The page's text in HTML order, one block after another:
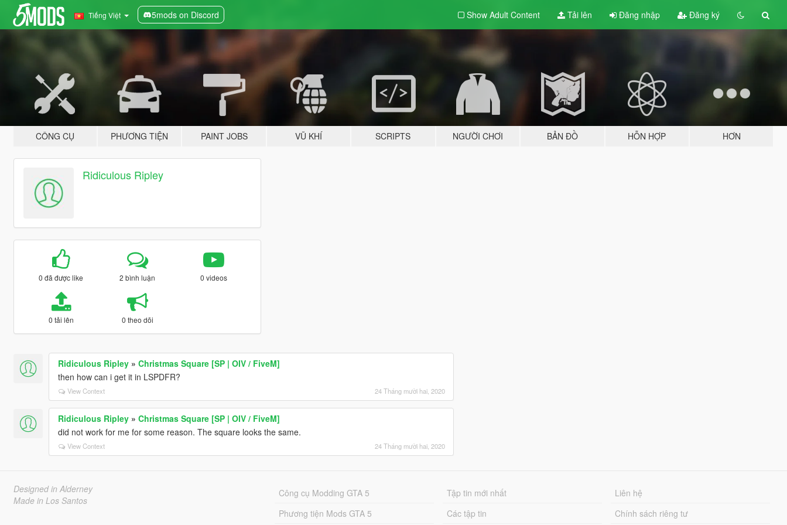
Tiếng Việt 5mods on Discord Show Adult Content Tải lên Đăng nhập Đăng ký
CÔNG CỤ PHƯƠNG TIỆN PAINT JOBS VŨ KHÍ SCRIPTS NGƯỜI CHƠI BẢN ĐỒ HỖN HỢP HƠN
Ridiculous Ripley
0 đã được like 2 bình luận 0 videos
0 tải lên 0 theo dõi
Ridiculous Ripley» Christmas Square [SP | OIV / FiveM]
then how can i get it in LSPDFR?
View Context 24 Tháng mười hai, 2020
Ridiculous Ripley» Christmas Square [SP | OIV / FiveM]
did not work for me for some reason. The square looks the same.
View Context 24 Tháng mười hai, 2020
Designed in Alderney
Made in Los Santos
Công cụ Modding GTA 5
Phương tiện Mods GTA 5
Tập tin mới nhất
Các tập tin
Liên hệ
Chính sách riêng tư